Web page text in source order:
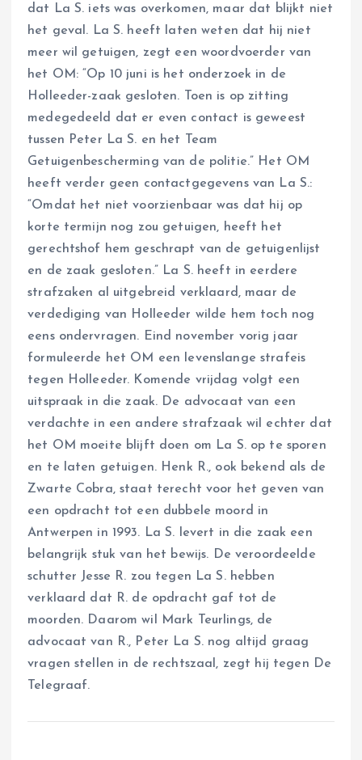
dat La S. iets was overkomen, maar dat blijkt niet
het geval. La S. heeft laten weten dat hij niet
meer wil getuigen, zegt een woordvoerder van
het OM: “Op 10 juni is het onderzoek in de
Holleeder-zaak gesloten. Toen is op zitting
medegedeeld dat er even contact is geweest
tussen Peter La S. en het Team
Getuigenbescherming van de politie.” Het OM
heeft verder geen contactgegevens van La S.:
“Omdat het niet voorzienbaar was dat hij op
korte termijn nog zou getuigen, heeft het
gerechtshof hem geschrapt van de getuigenlijst
en de zaak gesloten.” La S. heeft in eerdere
strafzaken al uitgebreid verklaard, maar de
verdediging van Holleeder wilde hem toch nog
eens ondervragen. Eind november vorig jaar
formuleerde het OM een levenslange strafeis
tegen Holleeder. Komende vrijdag volgt een
uitspraak in die zaak. De advocaat van een
verdachte in een andere strafzaak wil echter dat
het OM moeite blijft doen om La S. op te sporen
en te laten getuigen. Henk R., ook bekend als de
Zwarte Cobra, staat terecht voor het geven van
een opdracht tot een dubbele moord in
Antwerpen in 1993. La S. levert in die zaak een
belangrijk stuk van het bewijs. De veroordeelde
schutter Jesse R. zou tegen La S. hebben
verklaard dat R. de opdracht gaf tot de
moorden. Daarom wil Mark Teurlings, de
advocaat van R., Peter La S. nog altijd graag
vragen stellen in de rechtszaal, zegt hij tegen De
Telegraaf.